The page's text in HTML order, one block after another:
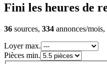
Fini les heures de
36 sources, 334 annonces/mois,
Loyer max.
Pièces min.